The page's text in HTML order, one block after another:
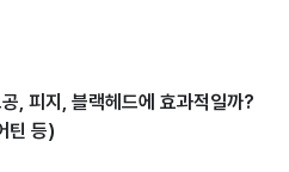
, 피지, 블랙헤드에 효과적일까?
틴 등)